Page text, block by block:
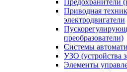
Предохранители
Приводная
электродвигатели
преобразователи)
Системы
УЗО (устройства
Элементы